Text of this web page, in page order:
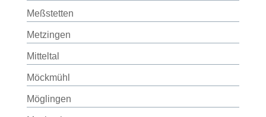
Meßstetten
Metzingen
Mitteltal
Möckmühl
Möglingen